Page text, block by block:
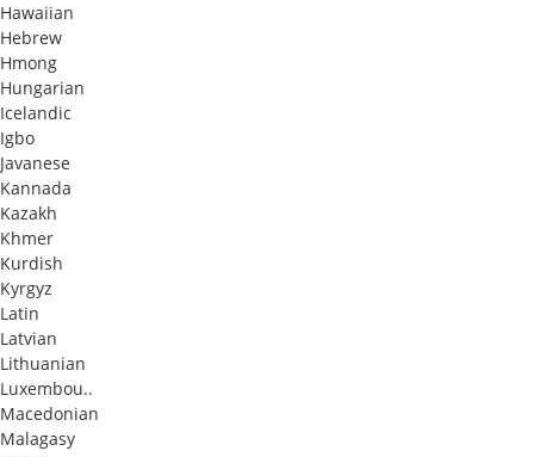
Hawaiian
Hebrew
Hmong
Hungarian
Icelandic
Igbo
Javanese
Kannada
Kazakh
Khmer
Kurdish
Kyrgyz
Latin
Latvian
Lithuanian
Luxembou..
Macedonian
Malagasy